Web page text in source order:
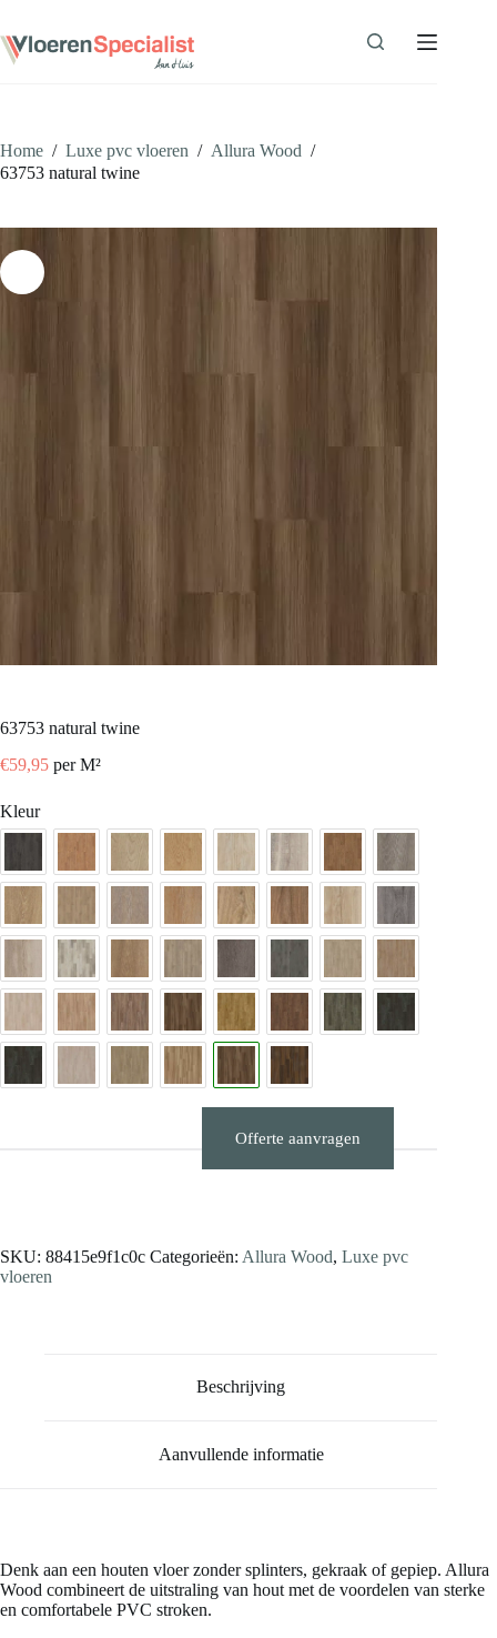
de
inhoud
Home / Luxe pvc vloeren / Allura Wood /
63753 natural twine
63753 natural twine
€59,95 per M²
Kleur
Offerte aanvragen
SKU: 88415e9f1c0c Categorieën: Allura Wood, Luxe pvc
vloeren
Beschrijving
Aanvullende informatie
Denk aan een houten vloer zonder splinters, gekraak of gepiep. Allura
Wood combineert de uitstraling van hout met de voordelen van sterke
en comfortabele PVC stroken.